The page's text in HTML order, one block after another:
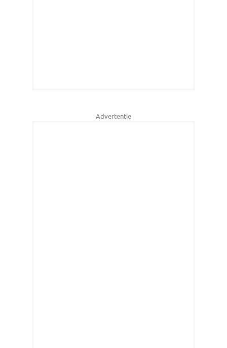
Advertentie